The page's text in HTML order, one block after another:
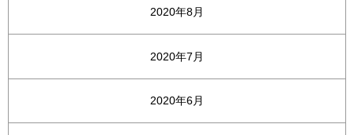
2020年8月
2020年7月
2020年6月